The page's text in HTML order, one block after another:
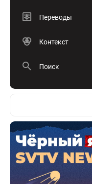
Переводы
Контекст
Поиск